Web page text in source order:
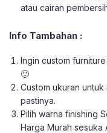
atau cairan
Info Tambahan :
Ingin custom
🙂
Custom ukuran
pastinya.
Pilih warna finishing
Harga Murah sesuka